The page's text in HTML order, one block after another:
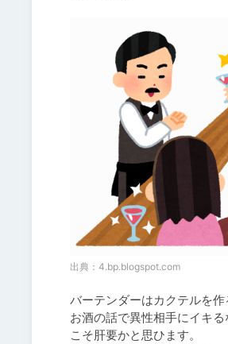
出典： 4.bp.blogspot.com
バーテンダーはカクテルを作
お酒の話で異性相手にイキ
こそ肝要かと思ひます。